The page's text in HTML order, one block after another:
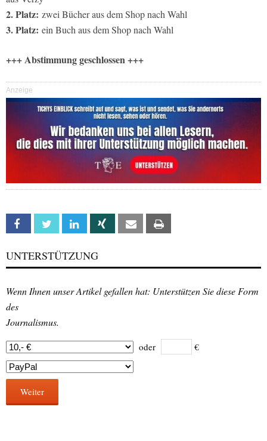
2. Platz: zwei Bücher aus dem Shop nach Wahl
3. Platz: ein Buch aus dem Shop nach Wahl
+++ Abstimmung geschlossen +++
Anzeige
Facebook Twitter Linkedin Xing Email
UNTERSTÜTZUNG
Wenn Ihnen unser Artikel gefallen hat: Unterstützen Sie diese Form
des
Journalismus.
oder €
Weiter